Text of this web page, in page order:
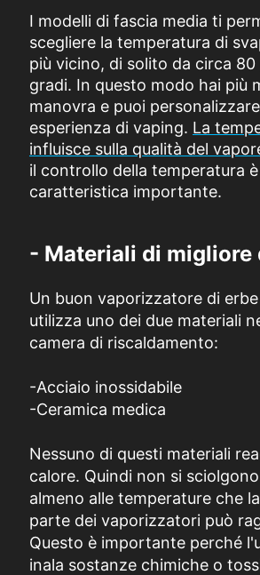
I modelli di fascia media ti
scegliere la temperatura di
più vicino, di solito da circa
gradi. In questo modo hai più
manovra e puoi
esperienza di vaping. La
influisce sulla qualità del
il controllo della temperatura
caratteristica importante.
- Materiali di migliore
Un buon vaporizzatore di
utilizza uno dei due materiali
camera di riscaldamento:
-Acciaio inossidabile
-Ceramica medica
Nessuno di questi materiali
calore. Quindi non si
almeno alle temperature che
parte dei vaporizzatori può
Questo è importante perché
inala sostanze chimiche o